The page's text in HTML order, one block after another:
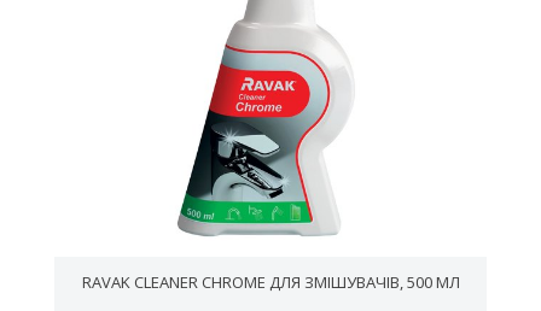
RAVAK CLEANER CHROME ДЛЯ ЗМІШУВАЧІВ, 500 МЛ